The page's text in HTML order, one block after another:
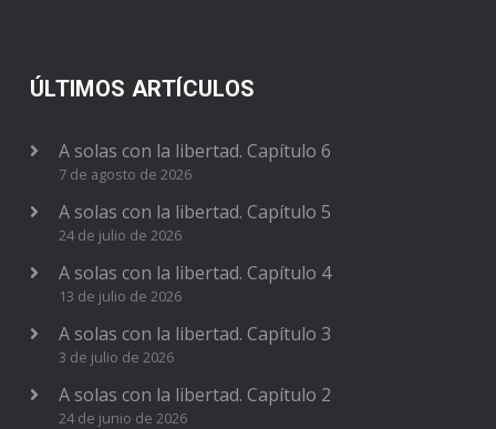
ÚLTIMOS ARTÍCULOS
A solas con la libertad. Capítulo 6
7 de agosto de 2026
A solas con la libertad. Capítulo 5
24 de julio de 2026
A solas con la libertad. Capítulo 4
13 de julio de 2026
A solas con la libertad. Capítulo 3
3 de julio de 2026
A solas con la libertad. Capítulo 2
24 de junio de 2026